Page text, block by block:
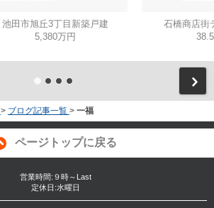
池田市旭丘3丁目新築戸建
5,380万円
石橋商店街
> ブログ記事一覧 > 一福
ページトップに戻る
営業時間:９時～Last
定休日:水曜日